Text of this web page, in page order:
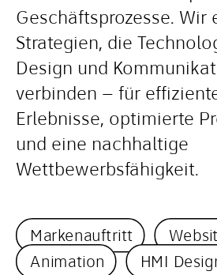
Geschäftsprozesse. Wir
Strategien, die
Design und
verbinden – für
Erlebnisse, optimierte
und eine nachhaltige
Wettbewerbsfähigkeit.
Markenauftritt
Animation
HMI